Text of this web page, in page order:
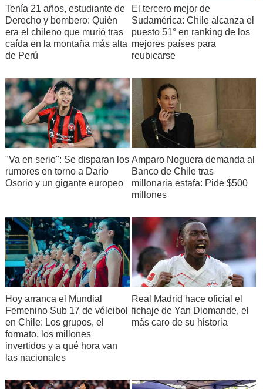
Tenía 21 años, estudiante de
Derecho y bombero: Quién
era el chileno que murió tras
caída en la montaña más alta
de Perú
El tercero mejor de
Sudamérica: Chile alcanza el
puesto 51° en ranking de los
mejores países para
reubicarse
"Va en serio": Se disparan los
rumores en torno a Darío
Osorio y un gigante europeo
Amparo Noguera demanda al
Banco de Chile tras
millonaria estafa: Pide $500
millones
Hoy arranca el Mundial
Femenino Sub 17 de vóleibol
en Chile: Los grupos, el
formato, los millones
invertidos y a qué hora van
las nacionales
Real Madrid hace oficial el
fichaje de Yan Diomande, el
más caro de su historia